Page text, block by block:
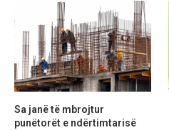
Sa janë të mbrojtur
punëtorët e ndërtimtarisë